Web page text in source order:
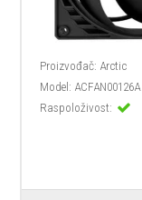
Proizvođač: Arctic
Model: ACFAN00126A
Raspoloživost: